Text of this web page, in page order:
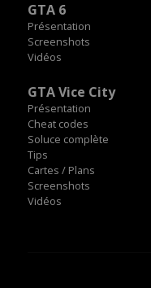
GTA 6
Présentation
Screenshots
Vidéos
GTA Vice City
Présentation
Cheat codes
Soluce complète
Tips
Cartes / Plans
Screenshots
Vidéos